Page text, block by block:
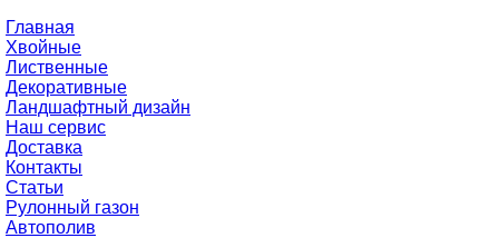
Главная
Хвойные
Лиственные
Декоративные
Ландшафтный дизайн
Наш сервис
Доставка
Контакты
Статьи
Рулонный газон
Автополив